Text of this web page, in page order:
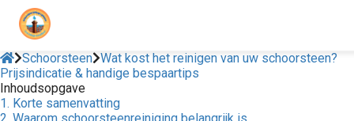
Schoorsteen Wat kost het reinigen van uw schoorsteen?
Prijsindicatie & handige bespaartips
Inhoudsopgave
1. Korte samenvatting